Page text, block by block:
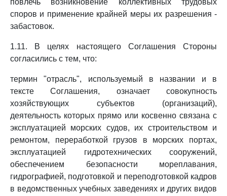
повлечь возникновение коллективных трудовых
споров и применение крайней меры их разрешения -
забастовок.
1.11. В целях настоящего Соглашения Стороны
согласились с тем, что:
термин "отрасль", используемый в названии и в
тексте Соглашения, означает совокупность
хозяйствующих субъектов (организаций),
деятельность которых прямо или косвенно связана с
эксплуатацией морских судов, их строительством и
ремонтом, переработкой грузов в морских портах,
эксплуатацией гидротехнических сооружений,
обеспечением безопасности мореплавания,
гидрографией, подготовкой и переподготовкой кадров
в ведомственных учебных заведениях и других видов